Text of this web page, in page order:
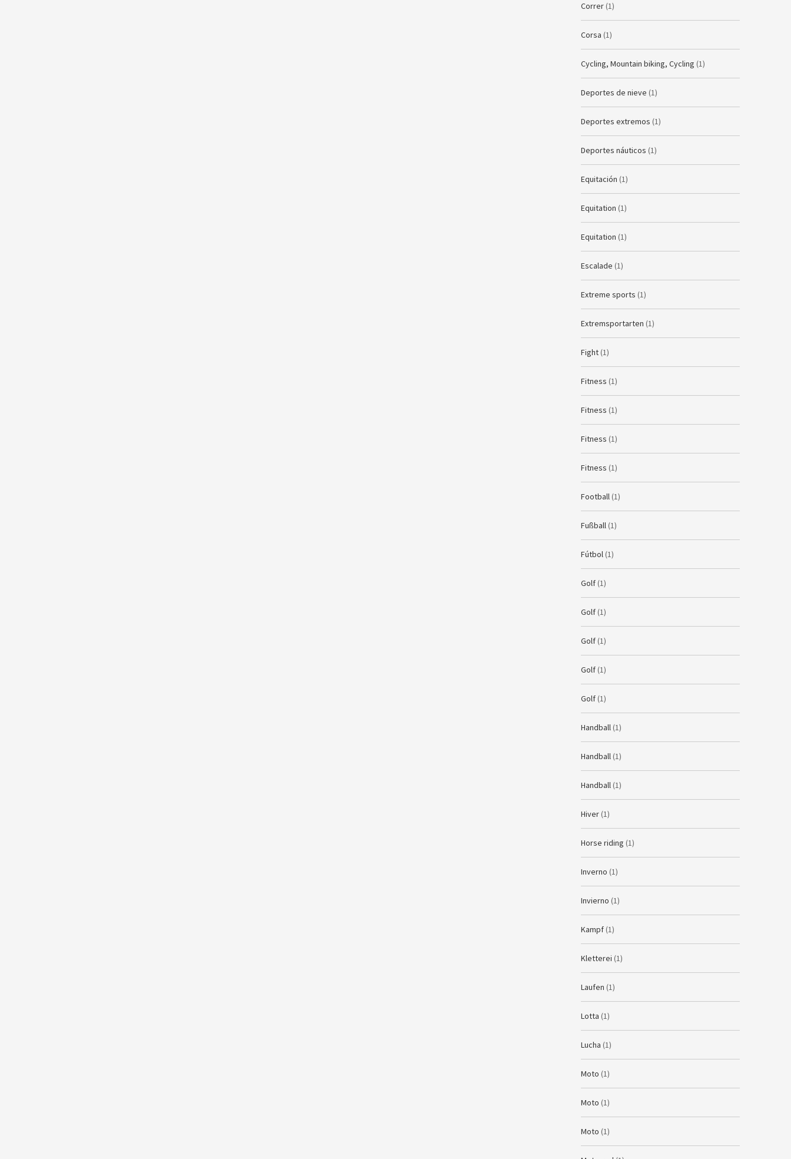
Correr (1)
Corsa (1)
Cycling, Mountain biking, Cycling (1)
Deportes de nieve (1)
Deportes extremos (1)
Deportes náuticos (1)
Equitación (1)
Equitation (1)
Equitation (1)
Escalade (1)
Extreme sports (1)
Extremsportarten (1)
Fight (1)
Fitness (1)
Fitness (1)
Fitness (1)
Fitness (1)
Football (1)
Fußball (1)
Fútbol (1)
Golf (1)
Golf (1)
Golf (1)
Golf (1)
Golf (1)
Handball (1)
Handball (1)
Handball (1)
Hiver (1)
Horse riding (1)
Inverno (1)
Invierno (1)
Kampf (1)
Kletterei (1)
Laufen (1)
Lotta (1)
Lucha (1)
Moto (1)
Moto (1)
Moto (1)